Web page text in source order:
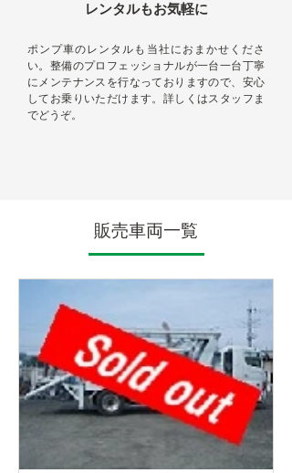
レンタルもお気軽に
ポンプ車のレンタルも当社におまかせくださ
い。整備のプロフェッショナルが一台一台丁寧
にメンテナンスを行なっておりますので、安心
してお乗りいただけます。詳しくはスタッフま
でどうぞ。
販売車両一覧